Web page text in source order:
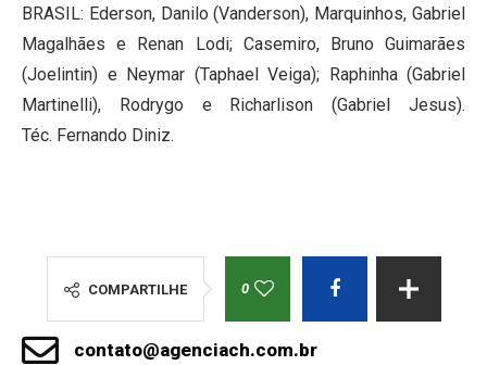
BRASIL: Ederson, Danilo (Vanderson), Marquinhos, Gabriel
Magalhães e Renan Lodi; Casemiro, Bruno Guimarães
(Joelintin) e Neymar (Taphael Veiga); Raphinha (Gabriel
Martinelli), Rodrygo e Richarlison (Gabriel Jesus).
Téc. Fernando Diniz.
COMPARTILHE 0
contato@agenciach.com.br